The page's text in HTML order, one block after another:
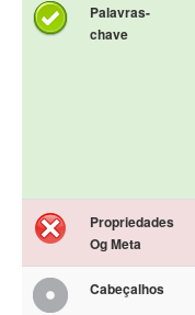
Palavras-
chave
Propriedades
Og Meta
Cabeçalhos